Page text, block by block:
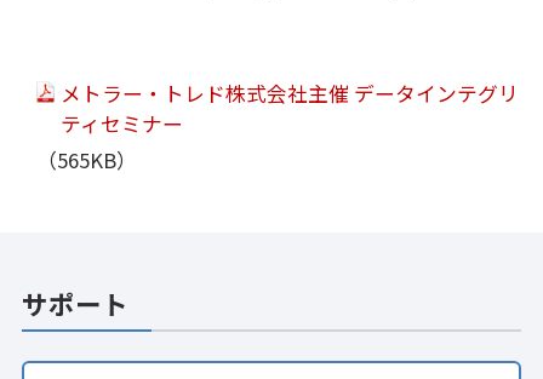
メトラー・トレド株式会社主催 データインテグリ
ティセミナー
（565KB）
サポート